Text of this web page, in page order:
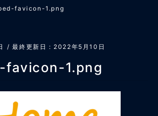
favicon-1.png
/ 最終更新日 : 2022年5月10日
favicon-1.png